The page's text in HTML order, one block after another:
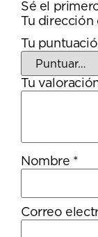
Sé el
Tu dirección
Tu
Tu
Nombre *
Correo